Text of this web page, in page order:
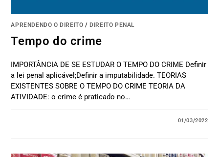
APRENDENDO O DIREITO / DIREITO PENAL
Tempo do crime
IMPORTÂNCIA DE SE ESTUDAR O TEMPO DO CRIME Definir
a lei penal aplicável;Definir a imputabilidade. TEORIAS
EXISTENTES SOBRE O TEMPO DO CRIME TEORIA DA
ATIVIDADE: o crime é praticado no…
01/03/2022